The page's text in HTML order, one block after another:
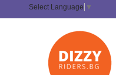
Select Language ▼